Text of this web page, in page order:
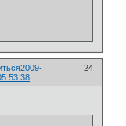
24
2009-